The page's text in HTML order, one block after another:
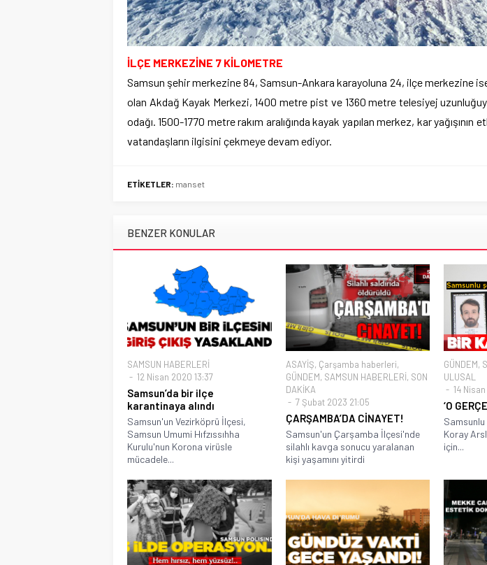
İLÇE MERKEZİNE 7 KİLOMETRE
Samsun şehir merkezine 84, Samsun-Ankara karayoluna 24, ilçe merkezine
olan Akdağ Kayak Merkezi, 1400 metre pist ve 1360 metre telesiyej
odağı. 1500-1770 metre rakım aralığında kayak yapılan merkez, kar yağışının
vatandaşların ilgisini çekmeye devam ediyor.
ETİKETLER: manset
BENZER KONULAR
SAMSUN HABERLERİ
12 Nisan 2020 13:37
Samsun’da bir ilçe
karantinaya alındı
Samsun'un Vezirköprü İlçesi,
Samsun Umumi Hıfzıssıhha
Kurulu'nun Korona virüsle
mücadele...
ASAYİŞ, Çarşamba haberleri,
GÜNDEM, SAMSUN HABERLERİ, SON
DAKİKA
7 Şubat 2023 21:05
ÇARŞAMBA’DA CİNAYET!
Samsun'un Çarşamba İlçesi'nde
silahlı kavga sonucu yaralanan
kişi yaşamını yitirdi
GÜNDEM,
ULUSAL
14 Nisan
‘O
Koray
için...